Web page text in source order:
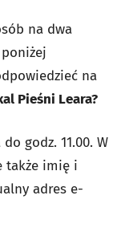
na dwa
na
Pieśni Leara?
godz. 11.00. W
także imię i
adres e-